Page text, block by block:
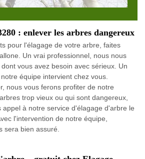
: enlever les arbres dangereux
pour l'élagage de votre arbre, faites
Un vrai professionnel, nous nous
vous avez besoin avec sérieux. Un
équipe intervient chez vous.
nous vous ferons profiter de notre
trop vieux ou qui sont dangereux,
appel à notre service d'élagage d'arbre le
l'intervention de notre équipe,
sera bien assuré.